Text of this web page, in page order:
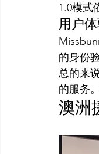
1.0模式
用户
的身份
总的来
的服务
澳洲